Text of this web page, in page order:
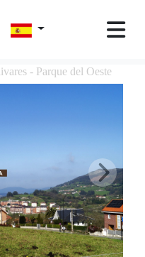
- Parque del Oeste